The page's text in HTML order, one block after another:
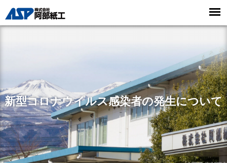
新型コロナウイルス感染者の発生について